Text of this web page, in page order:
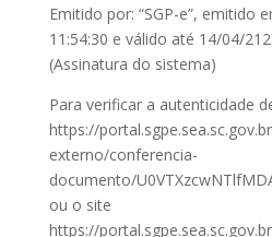
Emitido por: “SGP-e”, emitido
11:54:30 e válido até 14/04/
(Assinatura do sistema)
Para verificar a autenticidade
https://
externo/conferencia-
documento/
ou o site
https://